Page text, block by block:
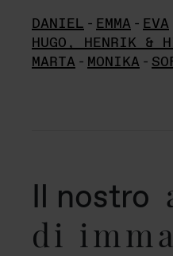
DANIEL - EMMA - EVA
HUGO, HENRIK &
MARTA - MONIKA -
Il nostro
di